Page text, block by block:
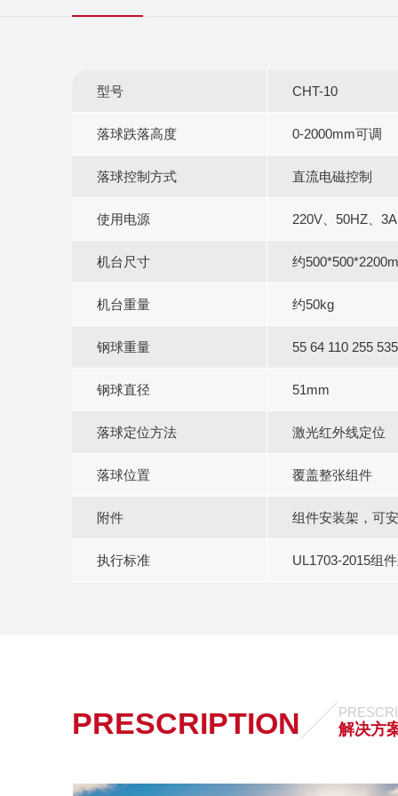
型号 CHT-10
落球跌落高度 0-2000mm可调
落球控制方式 直流电磁控制
使用电源 220V、50HZ、3A
机台尺寸 约
机台重量 约50kg
钢球重量 55 64 110 255
钢球直径 51mm
落球定位方法 激光红外线定位
落球位置 覆盖整张组件
附件 组件安装架，可
执行标准 UL1703-2015组
PRESCRIPTION 解决方